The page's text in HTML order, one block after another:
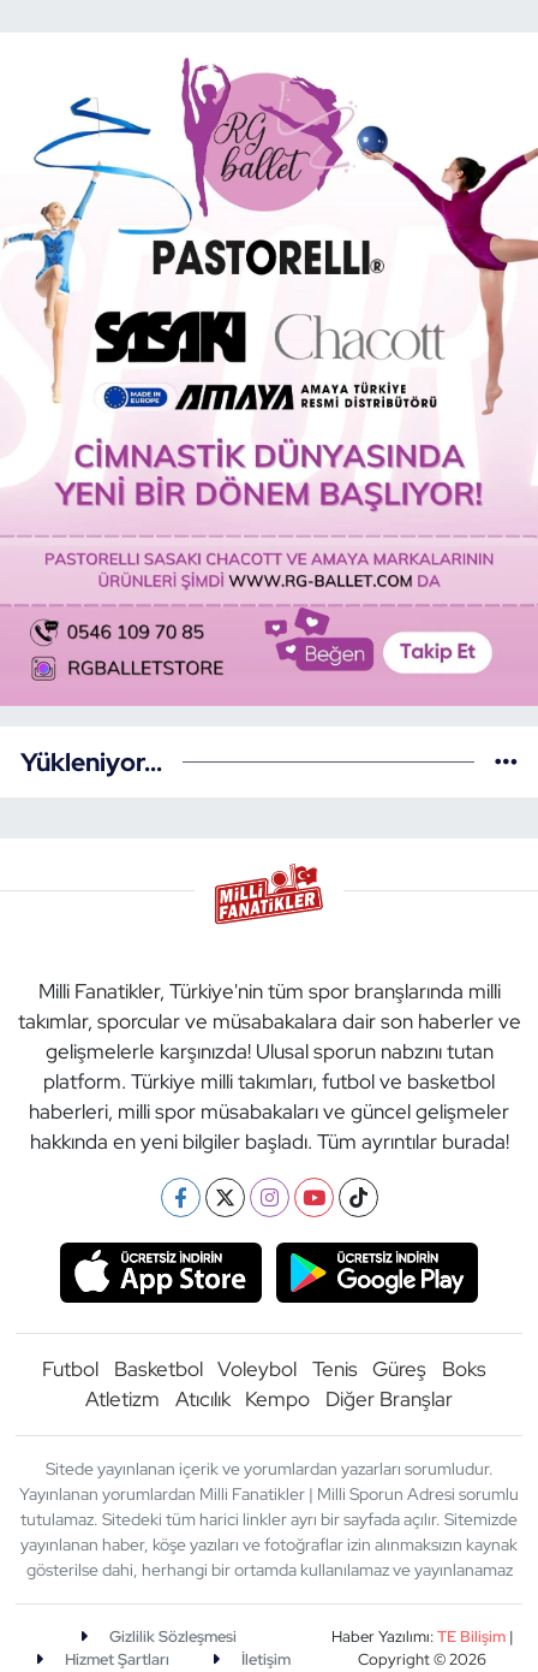
Yükleniyor...
Milli Fanatikler, Türkiye'nin tüm spor branşlarında milli
takımlar, sporcular ve müsabakalara dair son haberler ve
gelişmelerle karşınızda! Ulusal sporun nabzını tutan
platform. Türkiye milli takımları, futbol ve basketbol
haberleri, milli spor müsabakaları ve güncel gelişmeler
hakkında en yeni bilgiler başladı. Tüm ayrıntılar burada!
Futbol Basketbol Voleybol Tenis Güreş
Boks
Atletizm
Atıcılık Kempo Diğer Branşlar
Sitede yayınlanan içerik ve yorumlardan yazarları sorumludur.
Yayınlanan yorumlardan Milli Fanatikler | Milli Sporun Adresi sorumlu
tutulamaz. Sitedeki tüm harici linkler ayrı bir sayfada açılır. Sitemizde
yayınlanan haber, köşe yazıları ve fotoğraflar izin alınmaksızın kaynak
gösterilse dahi, herhangi bir ortamda kullanılamaz ve yayınlanamaz
Gizlilik Sözleşmesi
Hizmet Şartları
İletişim
Haber Yazılımı:TE Bilişim|
Copyright © 2026